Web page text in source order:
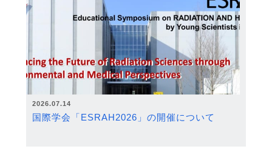
2026.07.14
国際学会「ESRAH2026」の開催について